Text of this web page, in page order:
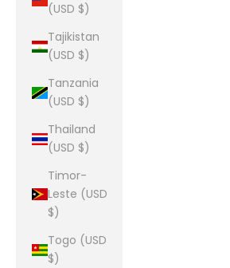
(USD $)
Tajikistan
(USD $)
Tanzania
(USD $)
Thailand
(USD $)
Timor-
Leste (USD
$)
Togo (USD
$)